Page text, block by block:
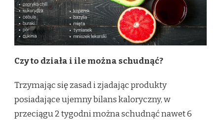
Czy to działa i ile można schudnąć?
Trzymając się zasad i zjadając produkty
posiadające ujemny bilans kaloryczny, w
przeciągu 2 tygodni można schudnąć nawet 6